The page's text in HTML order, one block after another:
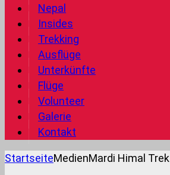
Nepal
Insides
Trekking
Ausflüge
Unterkünfte
Flüge
Volunteer
Galerie
Kontakt
StartseiteMedienMardi Himal Trek